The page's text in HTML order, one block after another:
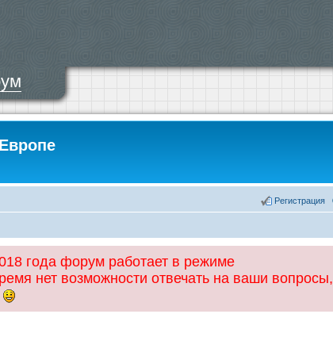
Регистрация
года форум работает в режиме
нет возможности отвечать на ваши вопросы,